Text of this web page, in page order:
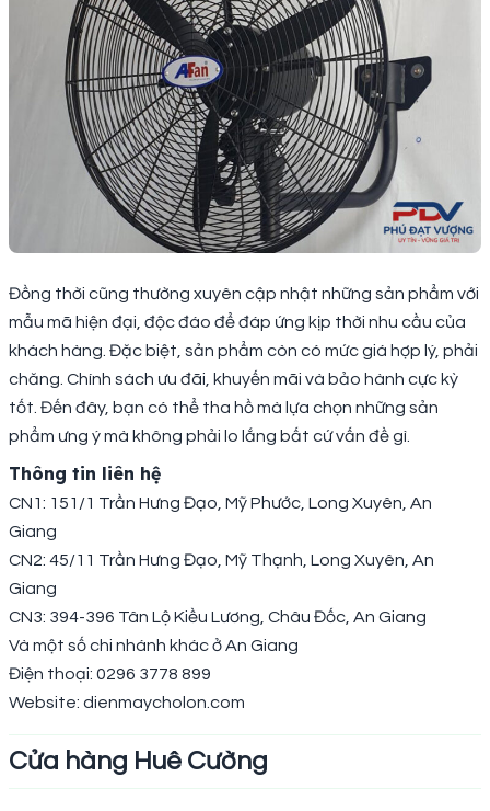
Đồng thời cũng thường xuyên cập nhật những sản phẩm với
mẫu mã hiện đại, độc đáo để đáp ứng kịp thời nhu cầu của
khách hàng. Đặc biệt, sản phẩm còn có mức giá hợp lý, phải
chăng. Chính sách ưu đãi, khuyến mãi và bảo hành cực kỳ
tốt. Đến đây, bạn có thể tha hồ mà lựa chọn những sản
phẩm ưng ý mà không phải lo lắng bất cứ vấn đề gì.
Thông tin liên hệ
CN1: 151/1 Trần Hưng Đạo, Mỹ Phước, Long Xuyên, An
Giang
CN2: 45/11 Trần Hưng Đạo, Mỹ Thạnh, Long Xuyên, An
Giang
CN3: 394-396 Tân Lộ Kiều Lương, Châu Đốc, An Giang
Và một số chi nhánh khác ở An Giang
Điện thoại: 0296 3778 899
Website: dienmaycholon.com
Cửa hàng Huê Cường